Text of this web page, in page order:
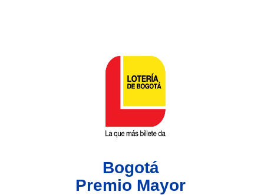
Lotería de Bogotá
Lotería de Risaralda
Lotería de Medellín
Lotería de Santander
Bogotá
Premio Mayor